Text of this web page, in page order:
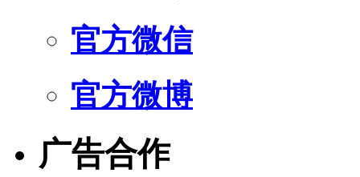
官方微信
官方微博
广告合作